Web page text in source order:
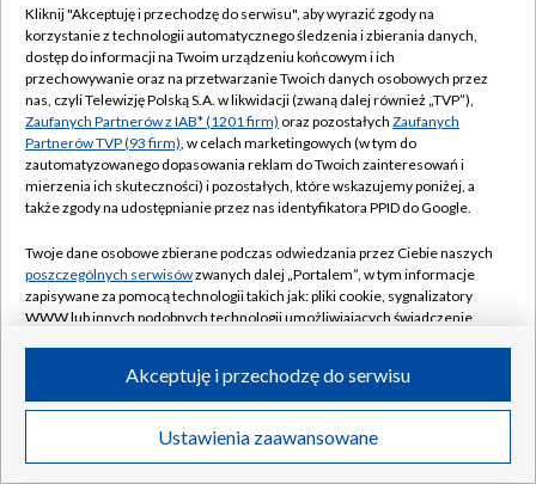
Kliknij "Akceptuję i przechodzę do serwisu", aby wyrazić zgody na
korzystanie z technologii automatycznego śledzenia i zbierania danych,
dostęp do informacji na Twoim urządzeniu końcowym i ich
przechowywanie oraz na przetwarzanie Twoich danych osobowych przez
nas, czyli Telewizję Polską S.A. w likwidacji (zwaną dalej również „TVP”),
Zaufanych Partnerów z IAB* (1201 firm) oraz pozostałych Zaufanych
Partnerów TVP (93 firm), w celach marketingowych (w tym do
zautomatyzowanego dopasowania reklam do Twoich zainteresowań i
mierzenia ich skuteczności) i pozostałych, które wskazujemy poniżej, a
także zgody na udostępnianie przez nas identyfikatora PPID do Google.
Twoje dane osobowe zbierane podczas odwiedzania przez Ciebie naszych
poszczególnych serwisówzwanych dalej „Portalem”, w tym informacje
zapisywane za pomocą technologii takich jak: pliki cookie, sygnalizatory
WWW lub innych podobnych technologii umożliwiających świadczenie
ruchu w Internecie.
Twoje dane osobowe zbierane podczas odwiedzania przez Ciebie
poszczególnych serwisówna Portalu, takie jak adresy IP, identyfikatory
Ustawienia zaawansowane
Akceptuję i przechodzę do serwisu